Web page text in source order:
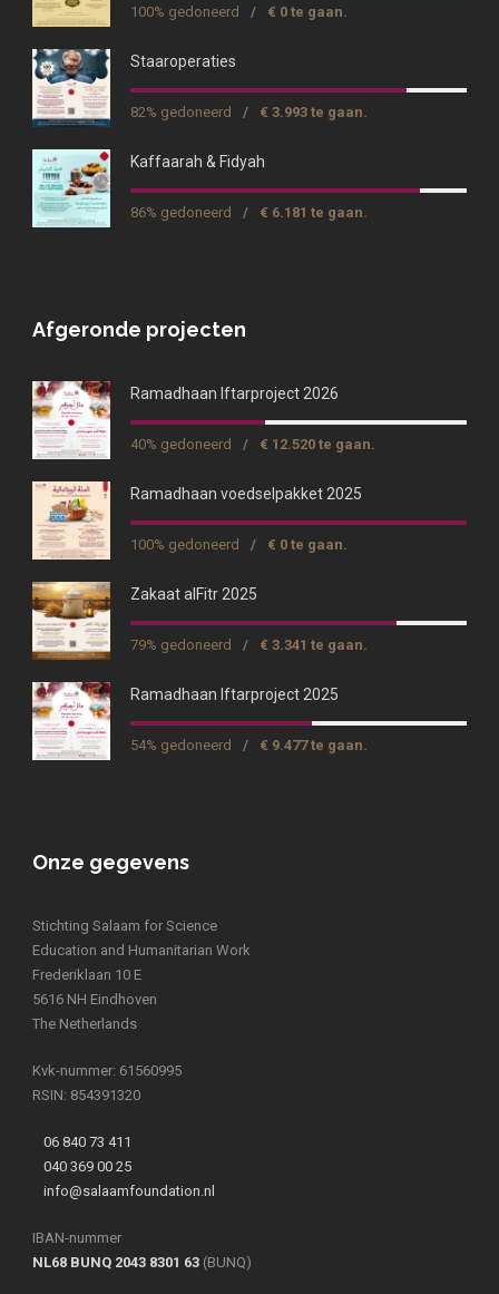
100% gedoneerd / € 0 te gaan.
Staaroperaties
82% gedoneerd / € 3.993 te gaan.
Kaffaarah & Fidyah
86% gedoneerd / € 6.181 te gaan.
Afgeronde projecten
Ramadhaan Iftarproject 2026
40% gedoneerd / € 12.520 te gaan.
Ramadhaan voedselpakket 2025
100% gedoneerd / € 0 te gaan.
Zakaat alFitr 2025
79% gedoneerd / € 3.341 te gaan.
Ramadhaan Iftarproject 2025
54% gedoneerd / € 9.477 te gaan.
Onze gegevens
Stichting Salaam for Science
Education and Humanitarian Work
Frederiklaan 10 E
5616 NH Eindhoven
The Netherlands
Kvk-nummer: 61560995
RSIN: 854391320
06 840 73 411
040 369 00 25
info@salaamfoundation.nl
IBAN-nummer
NL68 BUNQ 2043 8301 63 (BUNQ)